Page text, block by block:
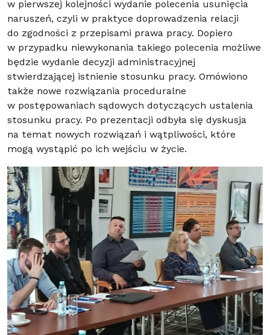
w pierwszej kolejności wydanie polecenia usunięcia
naruszeń, czyli w praktyce doprowadzenia relacji
do zgodności z przepisami prawa pracy. Dopiero
w przypadku niewykonania takiego polecenia możliwe
będzie wydanie decyzji administracyjnej
stwierdzającej istnienie stosunku pracy. Omówiono
także nowe rozwiązania proceduralne
w postępowaniach sądowych dotyczących ustalenia
stosunku pracy. Po prezentacji odbyła się dyskusja
na temat nowych rozwiązań i wątpliwości, które
mogą wystąpić po ich wejściu w życie.